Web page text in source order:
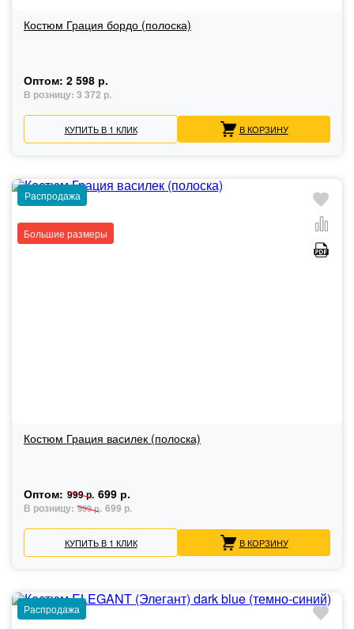
Костюм Грация бордо (полоска)
Оптом: 2 598 р.
В розницу: 3 372 р.
КУПИТЬ В 1 КЛИК В КОРЗИНУ
Распродажа
Большие размеры
Костюм Грация василек (полоска)
Оптом: 999 р. 699 р.
В розницу: 999 р. 699 р.
КУПИТЬ В 1 КЛИК В КОРЗИНУ
Распродажа